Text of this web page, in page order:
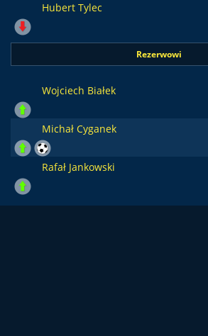
Hubert Tylec
Rezerwowi
Wojciech Białek
Michał Cyganek
Rafał Jankowski